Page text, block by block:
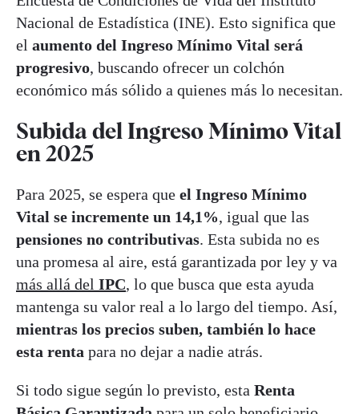
Nacional de Estadística (INE). Esto significa que
el aumento del Ingreso Mínimo Vital será
progresivo, buscando ofrecer un colchón
económico más sólido a quienes más lo necesitan.
Subida del Ingreso Mínimo Vital
en 2025
Para 2025, se espera que el Ingreso Mínimo
Vital se incremente un 14,1%, igual que las
pensiones no contributivas. Esta subida no es
una promesa al aire, está garantizada por ley y va
más allá del IPC, lo que busca que esta ayuda
mantenga su valor real a lo largo del tiempo. Así,
mientras los precios suben, también lo hace
esta renta para no dejar a nadie atrás.
Si todo sigue según lo previsto, esta Renta